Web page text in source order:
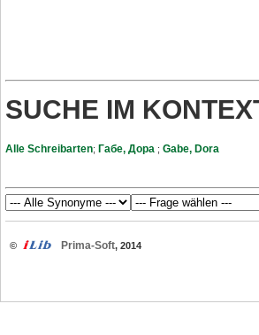
SUCHE IM
Alle Schreibarten; Габе, Дора ; Gabe, Dora
© Prima-Soft, 2014